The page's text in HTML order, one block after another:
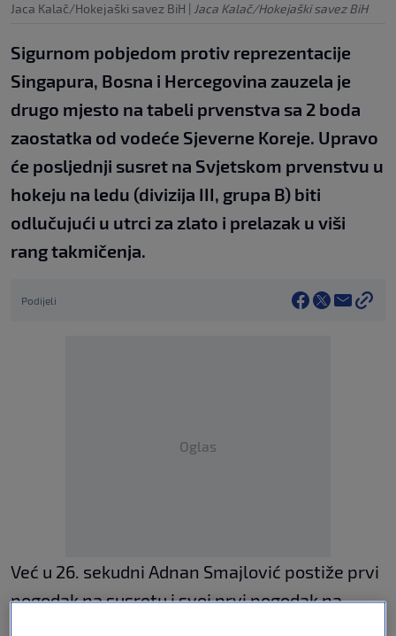
Jaca Kalač/Hokejaški savez BiH | Jaca Kalač/Hokejaški savez BiH
Sigurnom pobjedom protiv reprezentacije
Singapura, Bosna i Hercegovina zauzela je
drugo mjesto na tabeli prvenstva sa 2 boda
zaostatka od vodeće Sjeverne Koreje. Upravo
će posljednji susret na Svjetskom prvenstvu u
hokeju na ledu (divizija III, grupa B) biti
odlučujući u utrci za zlato i prelazak u viši
rang takmičenja.
Podijeli
Oglas
Već u 26. sekudni Adnan Smajlović postiže prvi
pogodak na susretu i svoj prvi pogodak na